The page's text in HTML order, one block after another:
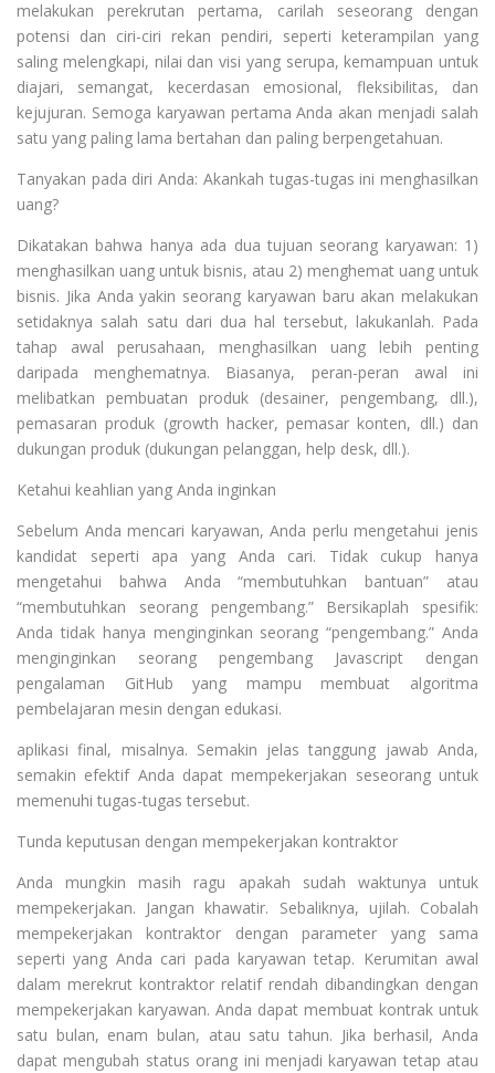
melakukan perekrutan pertama, carilah seseorang dengan
potensi dan ciri-ciri rekan pendiri, seperti keterampilan yang
saling melengkapi, nilai dan visi yang serupa, kemampuan untuk
diajari, semangat, kecerdasan emosional, fleksibilitas, dan
kejujuran. Semoga karyawan pertama Anda akan menjadi salah
satu yang paling lama bertahan dan paling berpengetahuan.
Tanyakan pada diri Anda: Akankah tugas-tugas ini menghasilkan
uang?
Dikatakan bahwa hanya ada dua tujuan seorang karyawan: 1)
menghasilkan uang untuk bisnis, atau 2) menghemat uang untuk
bisnis. Jika Anda yakin seorang karyawan baru akan melakukan
setidaknya salah satu dari dua hal tersebut, lakukanlah. Pada
tahap awal perusahaan, menghasilkan uang lebih penting
daripada menghematnya. Biasanya, peran-peran awal ini
melibatkan pembuatan produk (desainer, pengembang, dll.),
pemasaran produk (growth hacker, pemasar konten, dll.) dan
dukungan produk (dukungan pelanggan, help desk, dll.).
Ketahui keahlian yang Anda inginkan
Sebelum Anda mencari karyawan, Anda perlu mengetahui jenis
kandidat seperti apa yang Anda cari. Tidak cukup hanya
mengetahui bahwa Anda “membutuhkan bantuan” atau
“membutuhkan seorang pengembang.” Bersikaplah spesifik:
Anda tidak hanya menginginkan seorang “pengembang.” Anda
menginginkan seorang pengembang Javascript dengan
pengalaman GitHub yang mampu membuat algoritma
pembelajaran mesin dengan edukasi.
aplikasi final, misalnya. Semakin jelas tanggung jawab Anda,
semakin efektif Anda dapat mempekerjakan seseorang untuk
memenuhi tugas-tugas tersebut.
Tunda keputusan dengan mempekerjakan kontraktor
Anda mungkin masih ragu apakah sudah waktunya untuk
mempekerjakan. Jangan khawatir. Sebaliknya, ujilah. Cobalah
mempekerjakan kontraktor dengan parameter yang sama
seperti yang Anda cari pada karyawan tetap. Kerumitan awal
dalam merekrut kontraktor relatif rendah dibandingkan dengan
mempekerjakan karyawan. Anda dapat membuat kontrak untuk
satu bulan, enam bulan, atau satu tahun. Jika berhasil, Anda
dapat mengubah status orang ini menjadi karyawan tetap atau